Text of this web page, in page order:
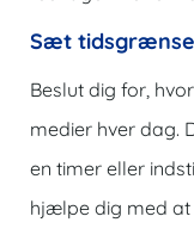
Sæt
Beslut dig for,
medier hver dag.
en timer eller
hjælpe dig med at